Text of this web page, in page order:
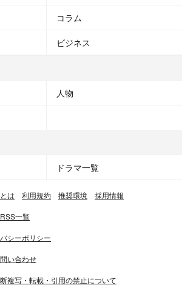
コラム
ビジネス
人物
ドラマ一覧
は 利用規約 推奨環境 採用情報
RSS一覧
シーポリシー
い合わせ
複写・転載・引用の禁止について